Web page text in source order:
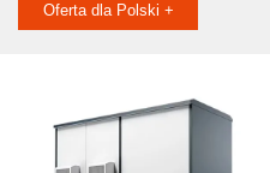
Oferta dla Polski +